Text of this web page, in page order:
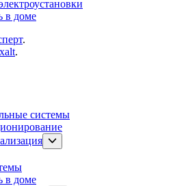
в доме
.
.
системы
Show
sub
в доме